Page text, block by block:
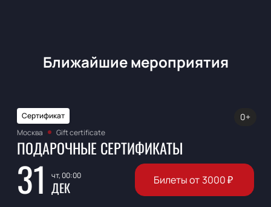
Ближайшие мероприятия
Сертификат
Москва
Gift certificate
ПОДАРОЧНЫЕ СЕРТИФИКАТЫ
31 чт, 00:00
ДЕК
0+
Билеты от 3000₽